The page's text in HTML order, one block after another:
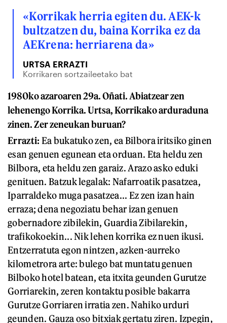
«Korrikak herria egiten du. AEK-k
bultzatzen du, baina Korrika ez da
AEKrena: herriarena da»
URTSA ERRAZTI
Korrikaren sortzaileetako bat
1980ko azaroaren 29a. Oñati. Abiatzear zen
lehenengo Korrika. Urtsa, Korrikako arduraduna
zinen. Zer zeneukan buruan?
Errazti: Ea bukatuko zen, ea Bilbora iritsiko ginen
esan genuen egunean eta orduan. Eta heldu zen
Bilbora, eta heldu zen garaiz. Arazo asko eduki
genituen. Batzuk legalak: Nafarroatik pasatzea,
Iparraldeko muga pasatzea... Ez zen izan hain
erraza; dena negoziatu behar izan genuen
gobernadore zibilekin, Guardia Zibilarekin,
trafikokoekin... Nik lehen korrika ez nuen ikusi.
Entzerratuta egon nintzen, azken-aurreko
kilometrora arte: bulego bat muntatu genuen
Bilboko hotel batean, eta itxita geunden Gurutze
Gorriarekin, zeren kontaktu posible bakarra
Gurutze Gorriaren irratia zen. Nahiko urduri
geunden. Gauza oso bitxiak gertatu ziren. Izpegin,